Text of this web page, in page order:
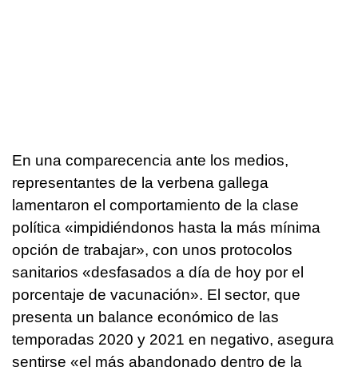
En una comparecencia ante los medios,
representantes de la verbena gallega
lamentaron el comportamiento de la clase
política «impidiéndonos hasta la más mínima
opción de trabajar», con unos protocolos
sanitarios «desfasados a día de hoy por el
porcentaje de vacunación». El sector, que
presenta un balance económico de las
temporadas 2020 y 2021 en negativo, asegura
sentirse «el más abandonado dentro de la